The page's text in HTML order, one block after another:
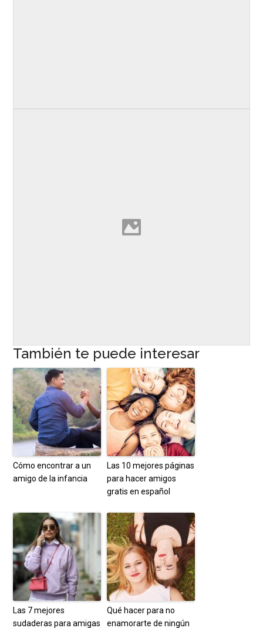
También te puede interesar
Cómo encontrar a un
amigo de la infancia
Las 10 mejores páginas
para hacer amigos
gratis en español
Las 7 mejores
sudaderas para amigas
Qué hacer para no
enamorarte de ningún